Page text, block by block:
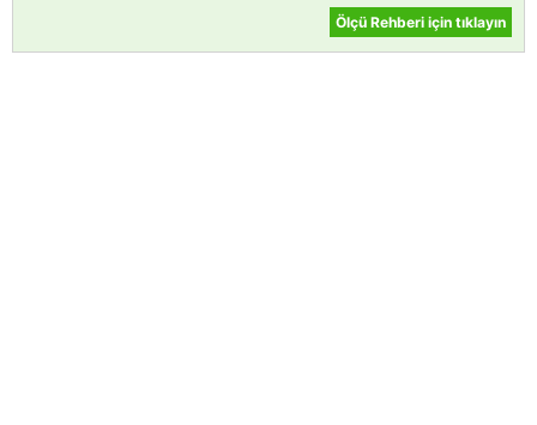
Ölçü Rehberi için tıklayın